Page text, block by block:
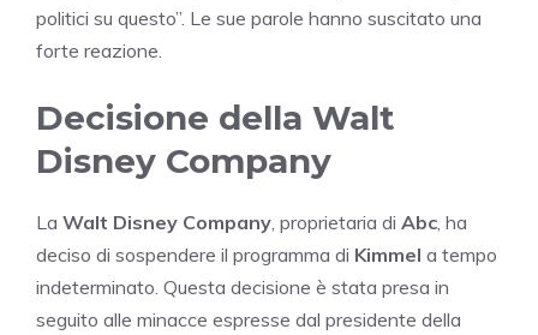
politici su questo”. Le sue parole hanno suscitato una
forte reazione.
Decisione della Walt
Disney Company
La Walt Disney Company, proprietaria di Abc, ha
deciso di sospendere il programma di Kimmel a tempo
indeterminato. Questa decisione è stata presa in
seguito alle minacce espresse dal presidente della